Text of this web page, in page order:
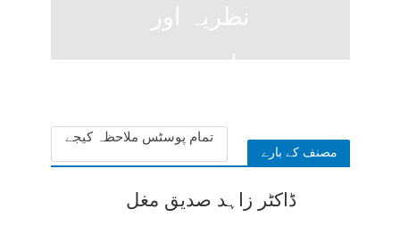
نظریہ اور
سیاسی تعبیر
مصنف کے بارے
تمام پوسٹس ملاحظہ کیجے
ڈاکٹر زاہد صدیق مغل